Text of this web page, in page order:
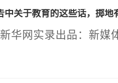
并查看了实训基地的
业设置、师资队伍、
期间的安全保卫、对
形态引领
中关于教育的这些话，掷地
华网实录出品：新媒